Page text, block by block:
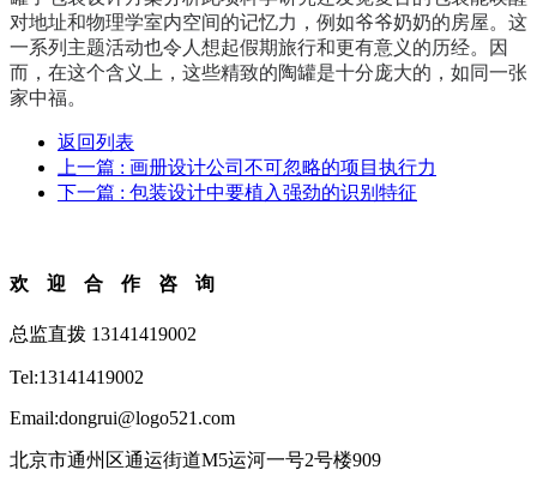
对地址和物理学室内空间的记忆力，例如爷爷奶奶的房屋。这
一系列主题活动也令人想起假期旅行和更有意义的历经。因
而，在这个含义上，这些精致的陶罐是十分庞大的，如同一张
家中福。
返回列表
上一篇 : 画册设计公司不可忽略的项目执行力
下一篇 : 包装设计中要植入强劲的识别特征
欢迎合作咨询
总监直拨 13141419002
Tel:13141419002
Email:dongrui@logo521.com
北京市通州区通运街道M5运河一号2号楼909